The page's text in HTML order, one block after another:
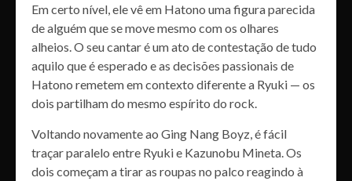
Em certo nível, ele vê em Hatono uma figura parecida
de alguém que se move mesmo com os olhares
alheios. O seu cantar é um ato de contestação de tudo
aquilo que é esperado e as decisões passionais de
Hatono remetem em contexto diferente a Ryuki — os
dois partilham do mesmo espírito do rock.
Voltando novamente ao Ging Nang Boyz, é fácil
traçar paralelo entre Ryuki e Kazunobu Mineta. Os
dois começam a tirar as roupas no palco reagindo à